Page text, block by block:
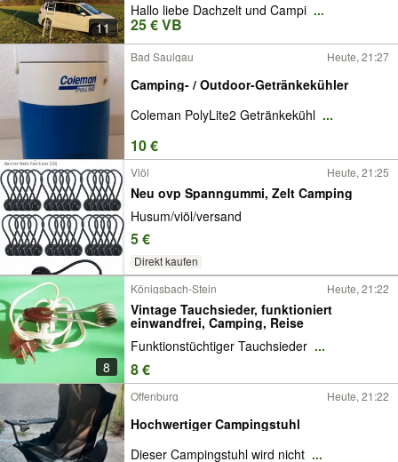
11
Hallo liebe Dachzelt und Campi ...
25 € VB
Bad Saulgau Heute, 21:27
Camping- / Outdoor-Getränkekühler
Coleman PolyLite2 Getränkekühl ...
10 €
Viöl Heute, 21:25
Neu ovp Spanngummi, Zelt Camping
Husum/viöl/versand
5 €
Direkt kaufen
8
Königsbach-Stein Heute, 21:22
Vintage Tauchsieder, funktioniert
einwandfrei, Camping, Reise
Funktionstüchtiger Tauchsieder ...
8 €
Offenburg Heute, 21:22
Hochwertiger Campingstuhl
Dieser Campingstuhl wird nicht ...